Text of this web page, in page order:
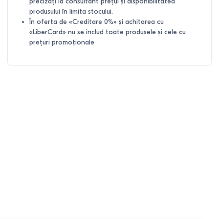
produsului în limita stocului.
În oferta de «Creditare 0%» și achitarea cu
«LiberCard» nu se includ toate produsele și cele cu
prețuri promoționale